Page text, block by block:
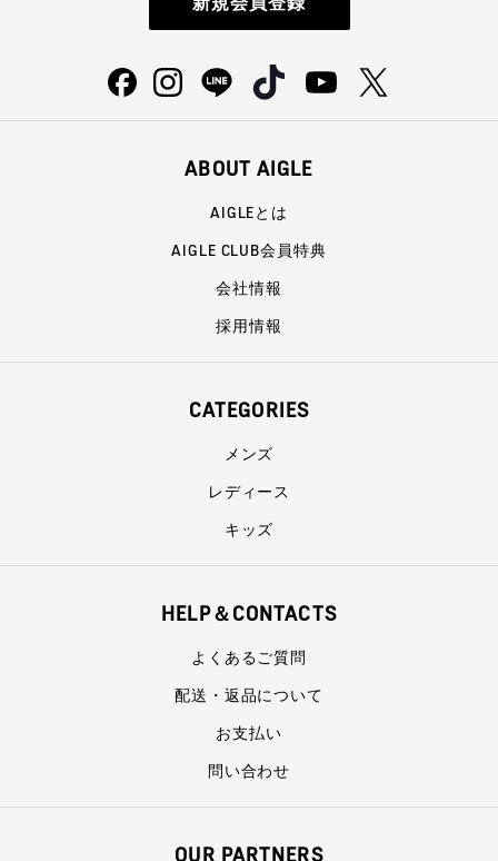
ABOUT AIGLE
AIGLEとは
AIGLE CLUB会員特典
会社情報
採用情報
CATEGORIES
メンズ
レディース
キッズ
HELP＆CONTACTS
よくあるご質問
配送・返品について
お支払い
問い合わせ
OUR PARTNERS